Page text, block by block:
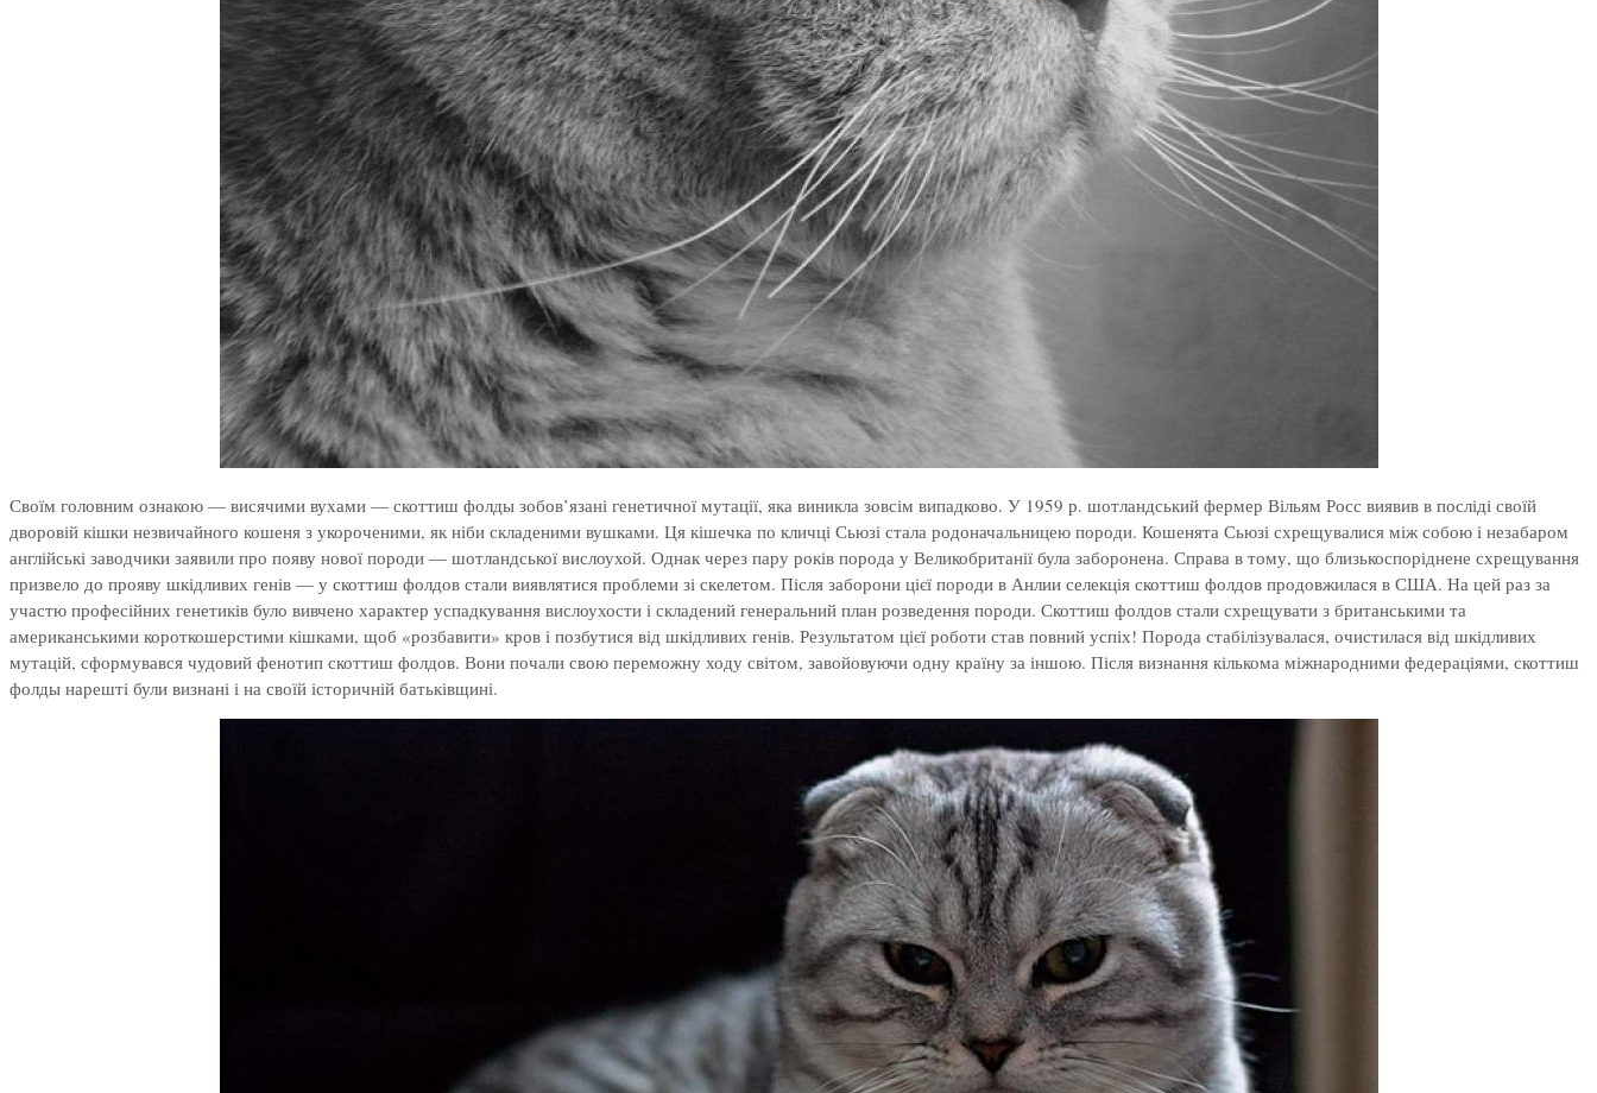
Своїм головним ознакою — висячими вухами — скоттиш фолды зобов’язані генетичної мутації, яка виникла зовсім випадково. У 1959 р. шотландський фермер Вільям Росс виявив в посліді своїй
дворовій кішки незвичайного кошеня з укороченими, як ніби складеними вушками. Ця кішечка по кличці Сьюзі стала родоначальницею породи. Кошенята Сьюзі схрещувалися між собою і незабаром
англійські заводчики заявили про появу нової породи — шотландської вислоухой. Однак через пару років порода у Великобританії була заборонена. Справа в тому, що близькоспоріднене схрещування
призвело до прояву шкідливих генів — у скоттиш фолдов стали виявлятися проблеми зі скелетом. Після заборони цієї породи в Анлии селекція скоттиш фолдов продовжилася в США. На цей раз за
участю професійних генетиків було вивчено характер успадкування вислоухости і складений генеральний план розведення породи. Скоттиш фолдов стали схрещувати з британськими та
американськими короткошерстими кішками, щоб «розбавити» кров і позбутися від шкідливих генів. Результатом цієї роботи став повний успіх! Порода стабілізувалася, очистилася від шкідливих
мутацій, сформувався чудовий фенотип скоттиш фолдов. Вони почали свою переможну ходу світом, завойовуючи одну країну за іншою. Після визнання кількома міжнародними федераціями, скоттиш
фолды нарешті були визнані і на своїй історичній батьківщині.